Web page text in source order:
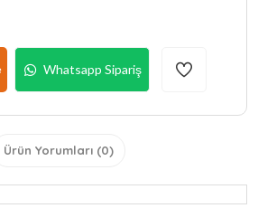
Whatsapp Sipariş
Ürün Yorumları (0)